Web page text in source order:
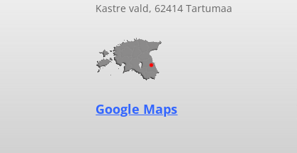
Kastre vald, 62414 Tartumaa
Google Maps